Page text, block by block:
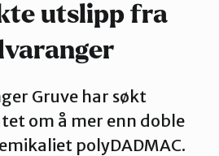
utslipp fra
Gruve har søkt
om å mer enn doble
polyDADMAC.